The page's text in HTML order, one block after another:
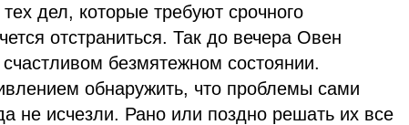
дел, которые требуют срочного
отстраниться. Так до вечера Овен
безмятежном состоянии.
обнаружить, что проблемы сами
не исчезли. Рано или поздно решать их все